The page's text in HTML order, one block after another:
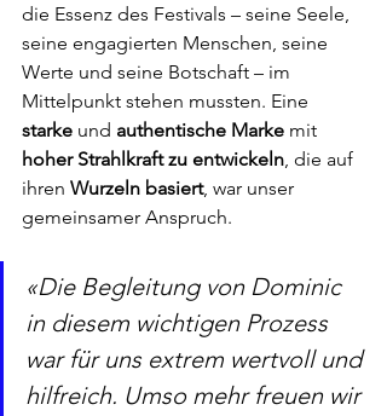
die Essenz des Festivals – seine Seele,
seine engagierten Menschen, seine
Werte und seine Botschaft – im
Mittelpunkt stehen mussten. Eine
starke und authentische Marke mit
hoher Strahlkraft zu entwickeln, die auf
ihren Wurzeln basiert, war unser
gemeinsamer Anspruch.
«Die Begleitung von Dominic
in diesem wichtigen Prozess
war für uns extrem wertvoll und
hilfreich. Umso mehr freuen wir